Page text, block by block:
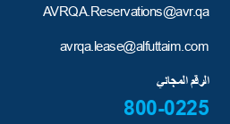
AVRQA.Reservations@avr.qa
avrqa.lease@alfuttaim.com
الرقم المجاني
800-0225